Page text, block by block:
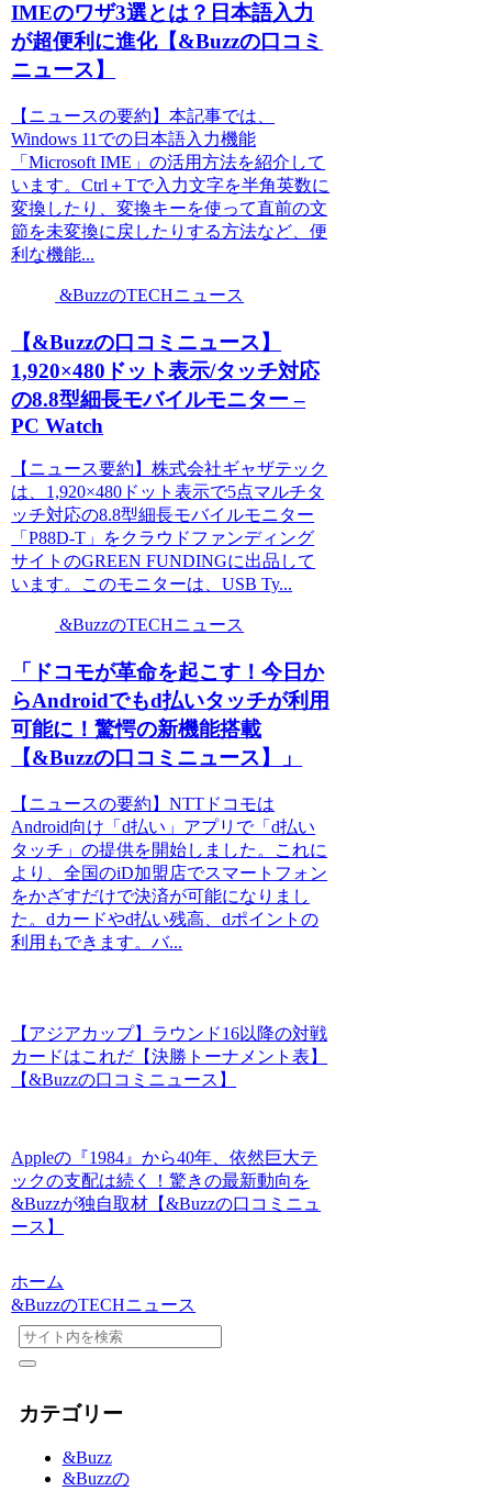
IMEのワザ3選とは？日本語入力
が超便利に進化【&Buzzの口コミ
ニュース】
【ニュースの要約】本記事では、
Windows 11での日本語入力機能
「Microsoft IME」の活用方法を紹介して
います。Ctrl＋Tで入力文字を半角英数に
変換したり、変換キーを使って直前の文
節を未変換に戻したりする方法など、便
利な機能...
&BuzzのTECHニュース
【&Buzzの口コミニュース】
1,920×480ドット表示/タッチ対応
の8.8型細長モバイルモニター –
PC Watch
【ニュース要約】株式会社ギャザテック
は、1,920×480ドット表示で5点マルチタ
ッチ対応の8.8型細長モバイルモニター
「P88D-T」をクラウドファンディング
サイトのGREEN FUNDINGに出品して
います。このモニターは、USB Ty...
&BuzzのTECHニュース
「ドコモが革命を起こす！今日か
らAndroidでもd払いタッチが利用
可能に！驚愕の新機能搭載
【&Buzzの口コミニュース】」
【ニュースの要約】NTTドコモは
Android向け「d払い」アプリで「d払い
タッチ」の提供を開始しました。これに
より、全国のiD加盟店でスマートフォン
をかざすだけで決済が可能になりまし
た。dカードやd払い残高、dポイントの
利用もできます。バ...
【アジアカップ】ラウンド16以降の対戦
カードはこれだ【決勝トーナメント表】
【&Buzzの口コミニュース】
Appleの『1984』から40年、依然巨大テ
ックの支配は続く！驚きの最新動向を
&Buzzが独自取材【&Buzzの口コミニュ
ース】
ホーム
&BuzzのTECHニュース
カテゴリー
&Buzz
&Buzzの